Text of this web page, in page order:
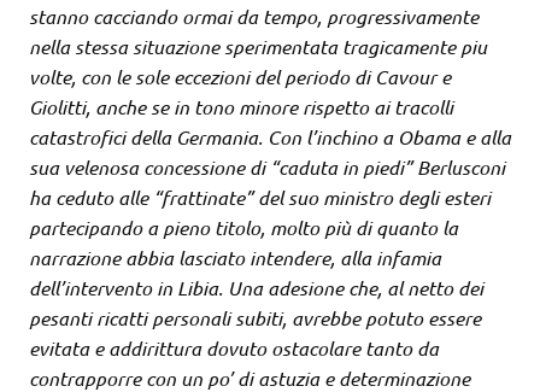
stanno cacciando ormai da tempo, progressivamente
nella stessa situazione sperimentata tragicamente piu
volte, con le sole eccezioni del periodo di Cavour e
Giolitti, anche se in tono minore rispetto ai tracolli
catastrofici della Germania. Con l’inchino a Obama e alla
sua velenosa concessione di “caduta in piedi” Berlusconi
ha ceduto alle “frattinate” del suo ministro degli esteri
partecipando a pieno titolo, molto più di quanto la
narrazione abbia lasciato intendere, alla infamia
dell’intervento in Libia. Una adesione che, al netto dei
pesanti ricatti personali subiti, avrebbe potuto essere
evitata e addirittura dovuto ostacolare tanto da
contrapporre con un po’ di astuzia e determinazione